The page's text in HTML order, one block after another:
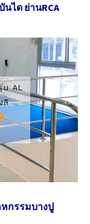
ได ย่านRCA
กรรมบางปู